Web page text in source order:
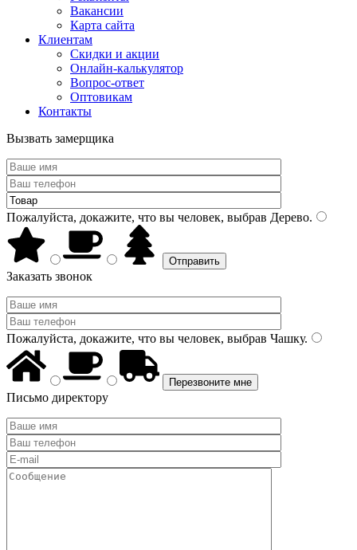
Вакансии
Карта сайта
Клиентам
Скидки и акции
Онлайн-калькулятор
Вопрос-ответ
Оптовикам
Контакты
Вызвать замерщика
Пожалуйста, докажите, что вы человек, выбрав Дерево.
Заказать звонок
Пожалуйста, докажите, что вы человек, выбрав Чашку.
Письмо директору